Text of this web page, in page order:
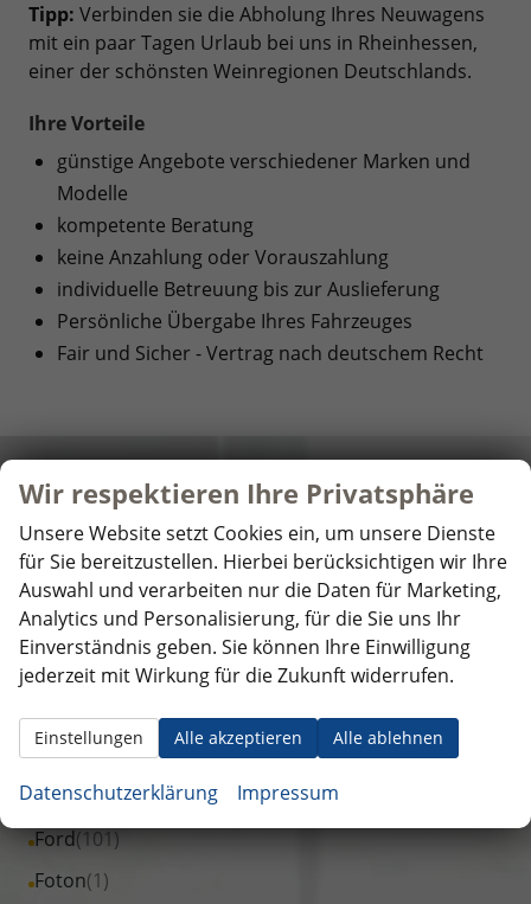
Tipp: Verbinden sie die Abholung Ihres Neuwagens
mit ein paar Tagen Urlaub bei uns in Rheinhessen,
einer der schönsten Weinregionen Deutschlands.
Ihre Vorteile
günstige Angebote verschiedener Marken und
Modelle
kompetente Beratung
keine Anzahlung oder Vorauszahlung
individuelle Betreuung bis zur Auslieferung
Persönliche Übergabe Ihres Fahrzeuges
Fair und Sicher - Vertrag nach deutschem Recht
Hersteller
Audi (51)
Alle
Fahrzeuge
von
Audi
anzeigen
BYD(3)
Alle
Fahrzeuge
von
BYD
anzeigen
Citroen (31)
Alle
Fahrzeuge
Citroen
anzeigen
Cupra(184)
Alle
von
anzeigen
Dacia(519)
Alle
Fahrzeuge
anzeigen
DS Automobiles(1)
Alle
Fahrzeuge
DS
Automobiles
Fiat(25)
Alle
Fahrzeuge
Fiat
Ford(101)
Alle
Fahrzeuge
Foton(1)
Alle
Wir respektieren Ihre Privatsphäre
Unsere Website setzt Cookies ein, um unsere Dienste
für Sie bereitzustellen. Hierbei berücksichtigen wir Ihre
Auswahl und verarbeiten nur die Daten für Marketing,
Analytics und Personalisierung, für die Sie uns Ihr
Einverständnis geben. Sie können Ihre Einwilligung
jederzeit mit Wirkung für die Zukunft widerrufen.
Alle akzeptieren Alle ablehnen
Einstellungen
Datenschutzerklärung Impressum